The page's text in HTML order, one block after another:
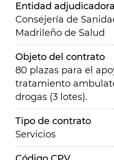
Entidad adjudicadora
Consejería de
Madrileño de Salud
Objeto del contrato
80 plazas para el
tratamiento
drogas (3 lotes).
Tipo de contrato
Servicios